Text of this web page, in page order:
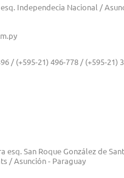
Independecia Nacional /
/ (+595-21) 496-778 / (+595-21)
esq. San Roque González de
/ Asunción - Paraguay